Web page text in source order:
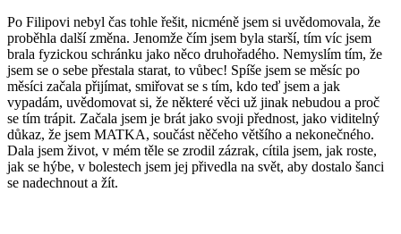
Po Filipovi nebyl čas tohle řešit, nicméně jsem si uvědomovala, že
proběhla další změna. Jenomže čím jsem byla starší, tím víc jsem
brala fyzickou schránku jako něco druhořadého. Nemyslím tím, že
jsem se o sebe přestala starat, to vůbec! Spíše jsem se měsíc po
měsíci začala přijímat, smiřovat se s tím, kdo teď jsem a jak
vypadám, uvědomovat si, že některé věci už jinak nebudou a proč
se tím trápit. Začala jsem je brát jako svoji přednost, jako viditelný
důkaz, že jsem MATKA, součást něčeho většího a nekonečného.
Dala jsem život, v mém těle se zrodil zázrak, cítila jsem, jak roste,
jak se hýbe, v bolestech jsem jej přivedla na svět, aby dostalo šanci
se nadechnout a žít.